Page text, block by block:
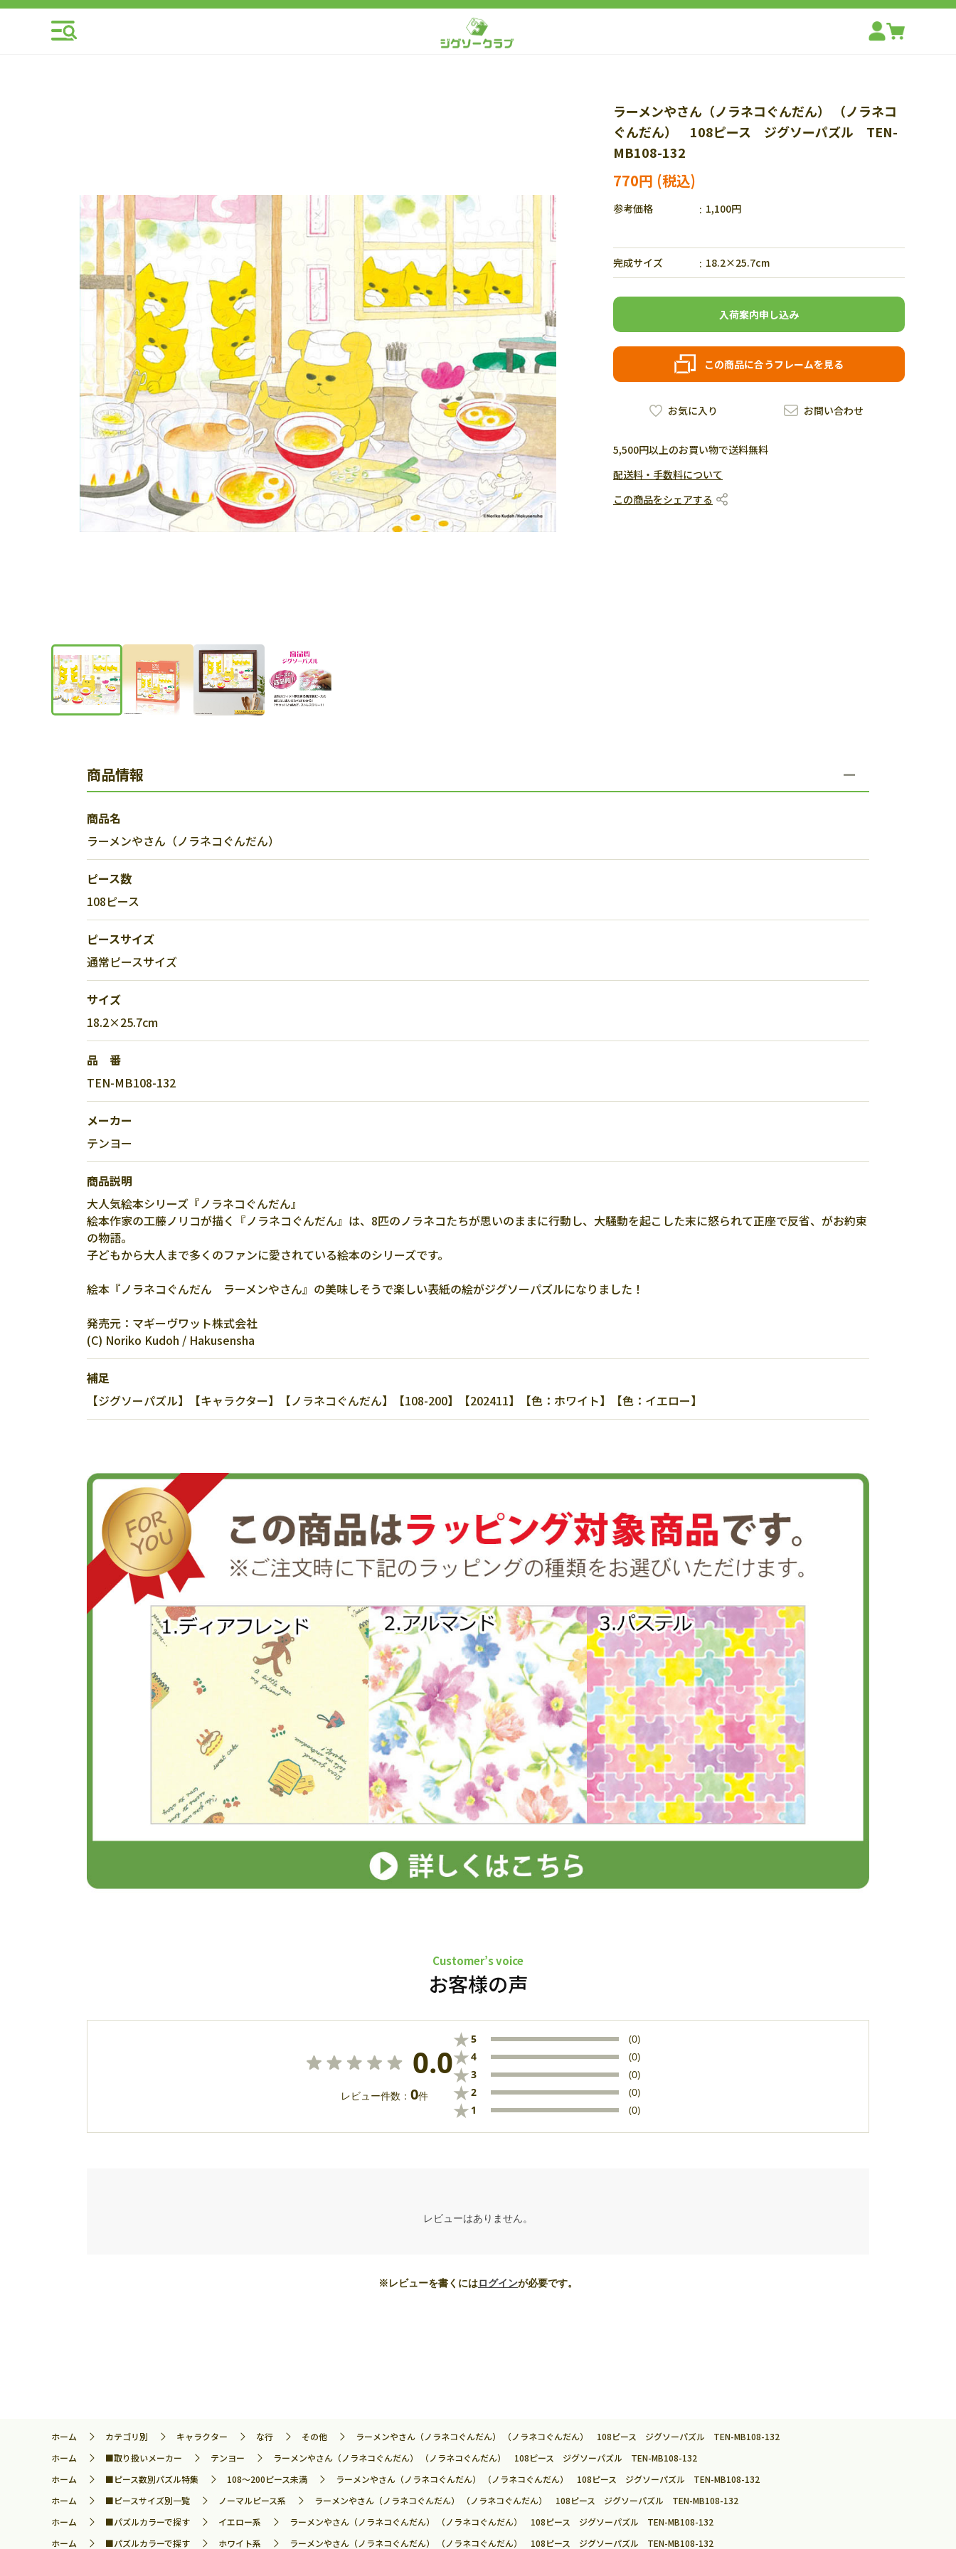
ラーメンやさん（ノラネコぐんだん） （ノラネコ
ぐんだん） 108ピース ジグソーパズル TEN-
MB108-132
770円
参考価格 1,100円
完成サイズ 18.2×25.7cm
この商品に合うフレームを見る
入荷案内申し込み
お問い合わせ
お気に入り
5,500円以上のお買い物で送料無料
配送料・手数料について
この商品をシェアする
商品情報
商品名
ラーメンやさん（ノラネコぐんだん）
ピース数
108ピース
ピースサイズ
通常ピースサイズ
サイズ
18.2×25.7cm
品 番
TEN-MB108-132
メーカー
テンヨー
商品説明
大人気絵本シリーズ『ノラネコぐんだん』
絵本作家の工藤ノリコが描く『ノラネコぐんだん』は、8匹のノラネコたちが思いのままに行動し、大騒動を起こした末に怒られて正座で反省、がお約束
の物語。
子どもから大人まで多くのファンに愛されている絵本のシリーズです。
絵本『ノラネコぐんだん ラーメンやさん』の美味しそうで楽しい表紙の絵がジグソーパズルになりました！
発売元：マギーヴワット株式会社
(C) Noriko Kudoh / Hakusensha
補足
【ジグソーパズル】【キャラクター】【ノラネコぐんだん】【108-200】【202411】【色：ホワイト】【色：イエロー】
Customer’s voice
お客様の声
0.0
レビュー件数： 0件
★5 (0)
★4 (0)
★3 (0)
★2 (0)
★ 1 (0)
レビューはありません。
※レビューを書くにはログインが必要です。
ホーム カテゴリ別 キャラクター な行 その他
ラーメンやさん（ノラネコぐんだん） （ノラネコぐんだん） 108ピース ジグソーパズル TEN-MB108-132
ホーム
■取り扱いメーカー テンヨー
ラーメンやさん（ノラネコぐんだん） （ノラネコぐんだん） 108ピース ジグソーパズル TEN-MB108-132
ホーム
■ピース数別パズル特集 108～200ピース未満
ラーメンやさん（ノラネコぐんだん） （ノラネコぐんだん） 108ピース ジグソーパズル TEN-MB108-132
ホーム
■ピースサイズ別一覧 ノーマルピース系
ラーメンやさん（ノラネコぐんだん） （ノラネコぐんだん） 108ピース ジグソーパズル TEN-MB108-132
ホーム
■パズルカラーで探す イエロー系
ラーメンやさん（ノラネコぐんだん） （ノラネコぐんだん） 108ピース ジグソーパズル TEN-MB108-132
ホーム
■パズルカラーで探す ホワイト系 ラーメンやさん（ノラネコぐんだん） （ノラネコぐんだん） 108ピース ジグソーパズル TEN-MB108-132